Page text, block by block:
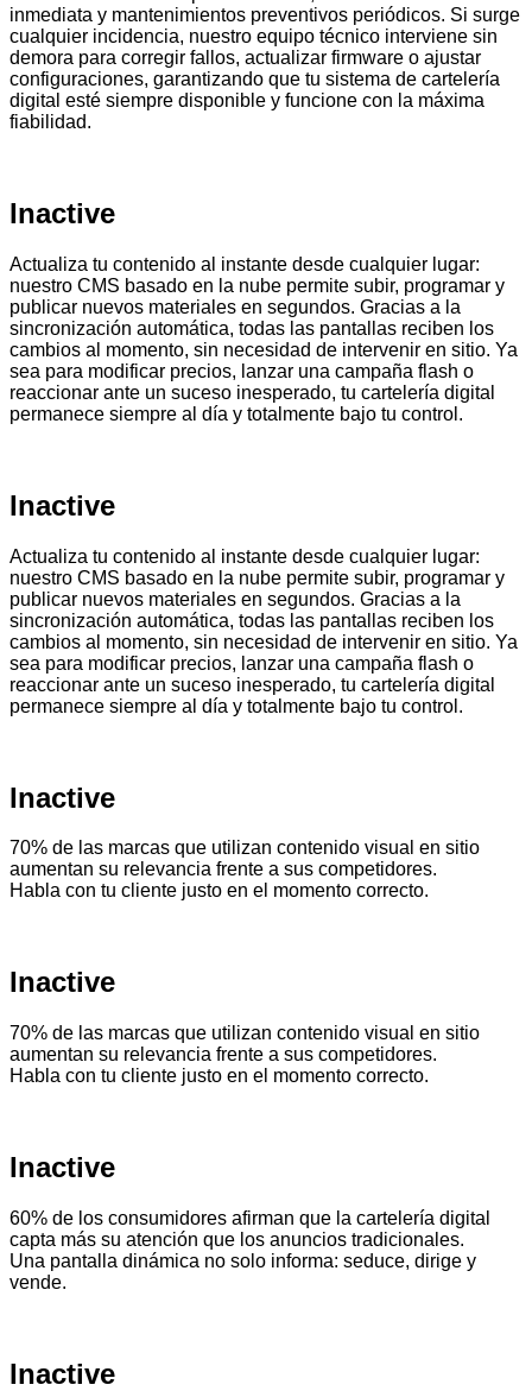
inmediata y mantenimientos preventivos periódicos. Si surge
cualquier incidencia, nuestro equipo técnico interviene sin
demora para corregir fallos, actualizar firmware o ajustar
configuraciones, garantizando que tu sistema de cartelería
digital esté siempre disponible y funcione con la máxima
fiabilidad.
Inactive
Actualiza tu contenido al instante desde cualquier lugar:
nuestro CMS basado en la nube permite subir, programar y
publicar nuevos materiales en segundos. Gracias a la
sincronización automática, todas las pantallas reciben los
cambios al momento, sin necesidad de intervenir en sitio. Ya
sea para modificar precios, lanzar una campaña flash o
reaccionar ante un suceso inesperado, tu cartelería digital
permanece siempre al día y totalmente bajo tu control.
Inactive
Actualiza tu contenido al instante desde cualquier lugar:
nuestro CMS basado en la nube permite subir, programar y
publicar nuevos materiales en segundos. Gracias a la
sincronización automática, todas las pantallas reciben los
cambios al momento, sin necesidad de intervenir en sitio. Ya
sea para modificar precios, lanzar una campaña flash o
reaccionar ante un suceso inesperado, tu cartelería digital
permanece siempre al día y totalmente bajo tu control.
Inactive
70% de las marcas que utilizan contenido visual en sitio
aumentan su relevancia frente a sus competidores.
Habla con tu cliente justo en el momento correcto.
Inactive
70% de las marcas que utilizan contenido visual en sitio
aumentan su relevancia frente a sus competidores.
Habla con tu cliente justo en el momento correcto.
Inactive
60% de los consumidores afirman que la cartelería digital
capta más su atención que los anuncios tradicionales.
Una pantalla dinámica no solo informa: seduce, dirige y
vende.
Inactive